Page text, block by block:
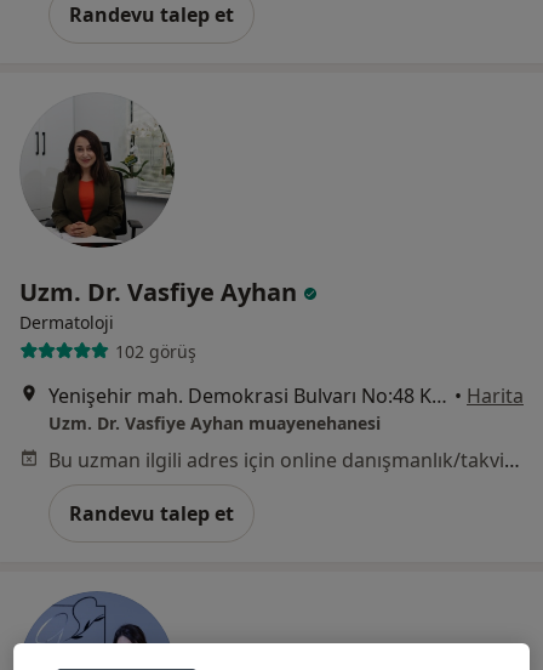
Randevu talep et
Uzm. Dr. Vasfiye Ayhan
Dermatoloji
102 görüş
Yenişehir mah. Demokrasi Bulvarı No:48 K:3 izmit, Kocaeli • Harita
Uzm. Dr. Vasfiye Ayhan muayenehanesi
Bu uzman ilgili adres için online danışmanlık/takvim sunmuyor.
Randevu talep et